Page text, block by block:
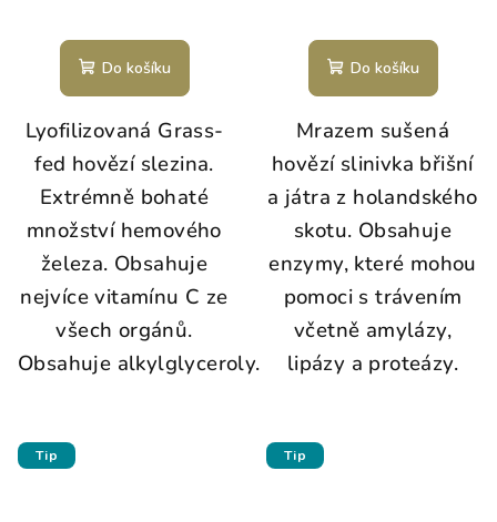
Do košíku
Lyofilizovaná Grass-
fed hovězí slezina.
Extrémně bohaté
množství hemového
železa. Obsahuje
nejvíce vitamínu C ze
všech orgánů.
Obsahuje alkylglyceroly.
Do košíku
Mrazem sušená
hovězí slinivka břišní
a játra z holandského
skotu. Obsahuje
enzymy, které mohou
pomoci s trávením
včetně amylázy,
lipázy a proteázy.
Tip Tip